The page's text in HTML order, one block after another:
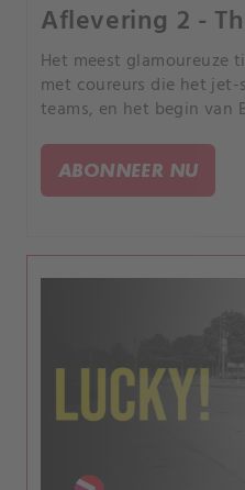
Aflevering 2 -
Het meest glamoureuze
met coureurs die het
teams, en het begin van
ABONNEER NU